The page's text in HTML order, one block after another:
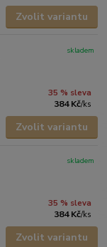
Zvolit variantu
35 % sleva
384 Kč/ks
skladem
Zvolit variantu
35 % sleva
384 Kč/ks
skladem
Zvolit variantu